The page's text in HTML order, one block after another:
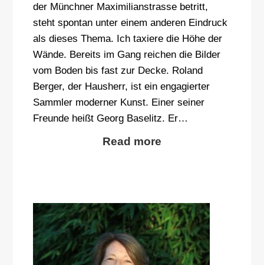
der Münchner Maximilianstrasse betritt,
steht spontan unter einem anderen Eindruck
als dieses Thema. Ich taxiere die Höhe der
Wände. Bereits im Gang reichen die Bilder
vom Boden bis fast zur Decke. Roland
Berger, der Hausherr, ist ein engagierter
Sammler moderner Kunst. Einer seiner
Freunde heißt Georg Baselitz. Er…
Read more